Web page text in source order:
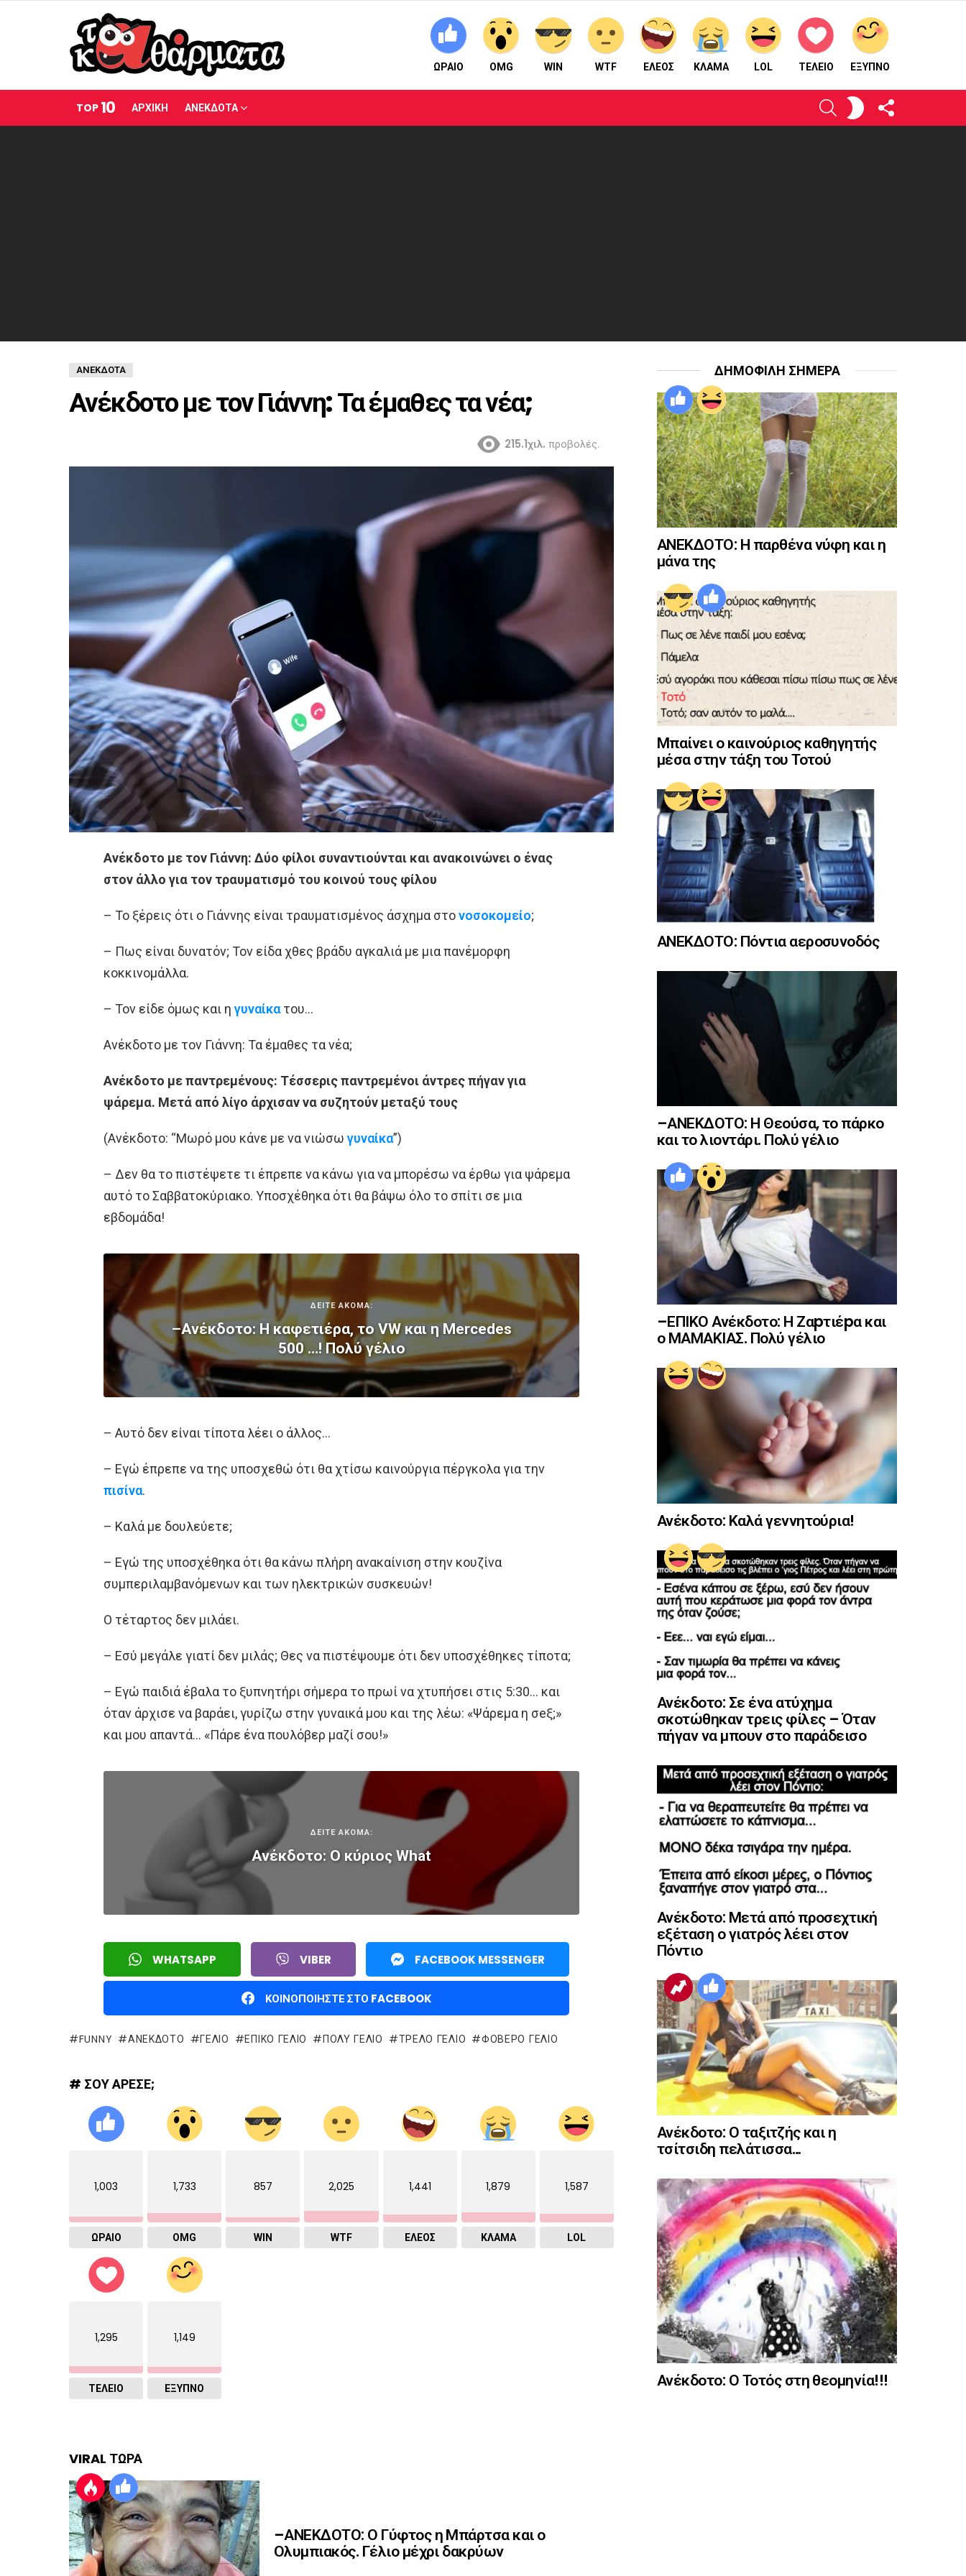
ΩΡΑΙΟ OMG WIN WTF ΕΛΕΟΣ ΚΛΑΜΑ LOL ΤΕΛΕΙΟ ΈΞΥΠΝΟ
TOP 10 ΑΡΧΙΚΗ ΑΝΕΚΔΟΤΑ
ΑΝΑΖΉΤΗΣΗΕΝΕΡΓΟΠΟΙΉΣΤΕ
ΤΟ
ΔΈΡΜΑ
ΑΝΈΚΔΟΤΑ
Ανέκδοτο με τον Γιάννη: Τα έμαθες τα νέα;
215.1χιλ. προβολές.
Ανέκδοτο με τον Γιάννη: Δύο φίλοι συναντιούνται και ανακοινώνει ο ένας
στον άλλο για τον τραυματισμό του κοινού τους φίλου
– Το ξέρεις ότι ο Γιάννης είναι τραυματισμένος άσχημα στονοσοκομείο;
– Πως είναι δυνατόν; Τον είδα χθες βράδυ αγκαλιά με μια πανέμορφη
κοκκινομάλλα.
– Τον είδε όμως και η γυναίκατου…
Ανέκδοτο με τον Γιάννη: Τα έμαθες τα νέα;
Ανέκδοτο με παντρεμένους: Τέσσερις παντρεμένοι άντρες πήγαν για
ψάρεμα. Μετά από λίγο άρχισαν να συζητούν μεταξύ τους
(Ανέκδοτο: “Μωρό μου κάνε με να νιώσω γυναίκα”)
– Δεν θα το πιστέψετε τι έπρεπε να κάνω για να μπορέσω να έρθω για ψάρεμα
αυτό το Σαββατοκύριακο. Υποσχέθηκα ότι θα βάψω όλο το σπίτι σε μια
εβδομάδα!
ΔΕΙΤΕ ΑΚΟΜΑ:
–Ανέκδοτο: Η καφετιέρα, το VW και η Mercedes
500 …! Πολύ γέλιο
– Αυτό δεν είναι τίποτα λέει ο άλλος…
– Εγώ έπρεπε να της υποσχεθώ ότι θα χτίσω καινούργια πέργκολα για την
πισίνα.
– Καλά με δουλεύετε;
– Εγώ της υποσχέθηκα ότι θα κάνω πλήρη ανακαίνιση στην κουζίνα
συμπεριλαμβανόμενων και των ηλεκτρικών συσκευών!
Ο τέταρτος δεν μιλάει.
– Εσύ μεγάλε γιατί δεν μιλάς; Θες να πιστέψουμε ότι δεν υποσχέθηκες τίποτα;
– Εγώ παιδιά έβαλα το ξυπνητήρι σήμερα το πρωί να χτυπήσει στις 5:30… και
όταν άρχισε να βαράει, γυρίζω στην γυναικά μου και της λέω: «Ψάρεμα η σeξ;»
και μου απαντά… «Πάρε ένα πουλόβερ μαζί σου!»
ΔΕΙΤΕ ΑΚΟΜΑ:
Ανέκδοτο: Ο κύριος What
WHATSAPP VIBER FACEBOOK MESSENGER
ΚΟΙΝΟΠΟΙΉΣΤΕ ΣΤΟ FACEBOOK
FUNNY ΑΝΕΚΔΟΤΟ ΓΈΛΙΟ ΕΠΙΚΌ ΓΈΛΙΟ ΠΟΛΥ ΓΕΛΙΟ ΤΡΕΛΌ ΓΈΛΙΟ ΦΟΒΕΡΟ ΓΕΛΙΟ
# ΣΟΥ ΑΡΕΣΕ;
1,003
ΩΡΑΙΟ
1,733
OMG
857
WIN
2,025
WTF
1,441
ΕΛΕΟΣ
1,879
ΚΛΑΜΑ
1,587
LOL
1,295
ΤΕΛΕΙΟ
1,149
ΈΞΥΠΝΟ
VIRAL ΤΩΡΑ
–ΑΝΕΚΔΟΤΟ: Ο Γύφτος η Μπάρτσα και ο
Ολυμπιακός. Γέλιο μέχρι δακρύων
ΔΗΜΟΦΙΛΗ ΣΗΜΕΡΑ
ΑΝΕΚΔΟΤΟ: Η παρθένα νύφη και η
μάνα της
Μπαίνει ο καινούριος καθηγητής
μέσα στην τάξη του Τοτού
ΑΝΕΚΔΟΤΟ: Πόντια αεροσυνοδός
–ΑΝΕΚΔΟΤΟ: Η Θεούσα, το πάρκο
και το λιοντάρι. Πολύ γέλιο
–ΕΠΙΚΟ Ανέκδοτο: Η Ζαpτιέpα και
ο ΜΑΜΑΚΙΑΣ. Πολύ γέλιο
Ανέκδοτο: Καλά γεννητούρια!
Ανέκδοτο: Σε ένα ατύχημα
σκοτώθηκαν τρεις φίλες – Όταν
πήγαν να μπουν στο παράδεισο
Ανέκδοτο: Μετά από προσεχτική
εξέταση ο γιατρός λέει στον
Πόντιο
Ανέκδοτο: Ο ταξιτζής και η
τσίτσιδη πελάτισσα…
Ανέκδοτο: Ο Τοτός στη θεομηνία!!!